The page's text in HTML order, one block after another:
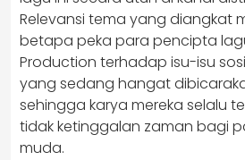
Relevansi tema yang diangkat
betapa peka para pencipta
Production terhadap isu-isu
yang sedang hangat
sehingga karya mereka selalu
tidak ketinggalan zaman bagi
muda.